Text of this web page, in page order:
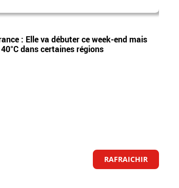
: Elle va débuter ce week-end mais
dans certaines régions
RAFRAICHIR